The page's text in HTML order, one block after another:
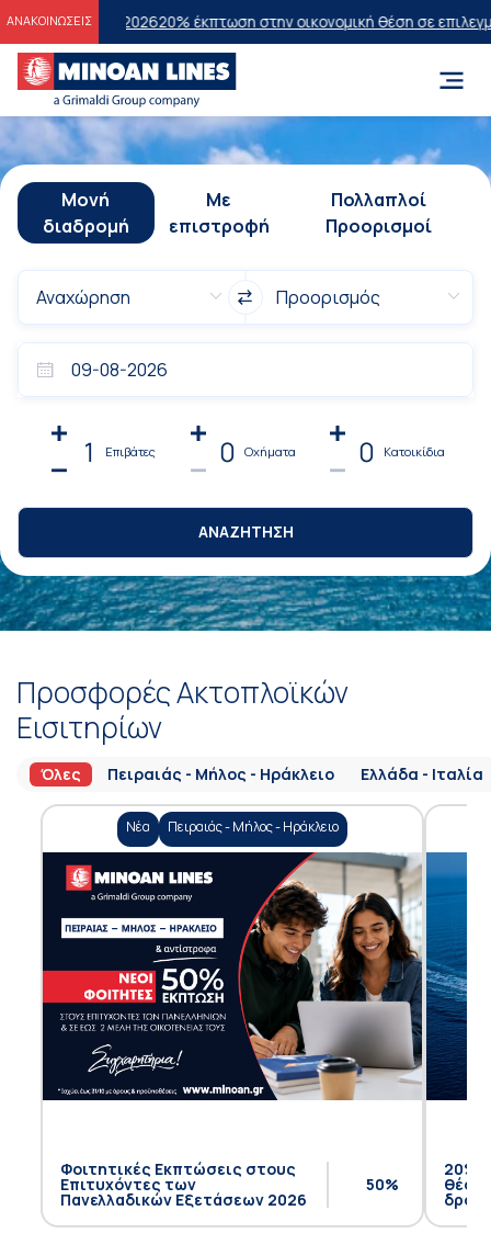
ΑΝΑΚΟΙΝΩΣΕΙΣ
202620% έκπτωση στην οικονομική θέση σε επιλεγμένα
Μονή
διαδρομή
Με
επιστροφή
Πολλαπλοί
Προορισμοί
1 Επιβάτες 0 Οχήματα 0 Κατοικίδια
ΑΝΑΖΗΤΗΣΗ
Προσφορές Ακτοπλοϊκών
Εισιτηρίων
Όλες Πειραιάς - Μήλος - Ηράκλειο Ελλάδα - Ιταλία
Νέα Πειραιάς - Μήλος - Ηράκλειο
Φοιτητικές Εκπτώσεις στους
Επιτυχόντες των
Πανελλαδικών Εξετάσεων 2026
50%
20%
θέση